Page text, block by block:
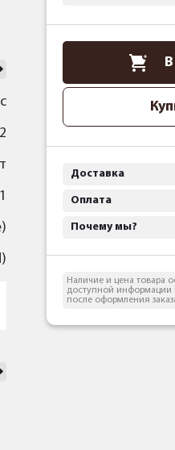
Доставка
Оплата
Почему мы?
Наличие и цена товара
доступной информации
после оформления